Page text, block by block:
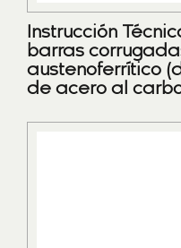
Instrucción
barras
austenoferrítico
de acero al